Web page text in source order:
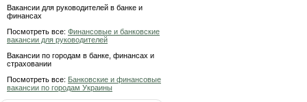
Вакансии для руководителей в банке и
финансах
Посмотреть все: Финансовые и банковские
вакансии для руководителей
Вакансии по городам в банке, финансах и
страховании
Посмотреть все: Банковские и финансовые
вакансии по городам Украины